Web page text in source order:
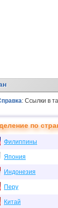
: Ссылки в
по
Филиппины
Япония
Индонезия
Перу
Китай